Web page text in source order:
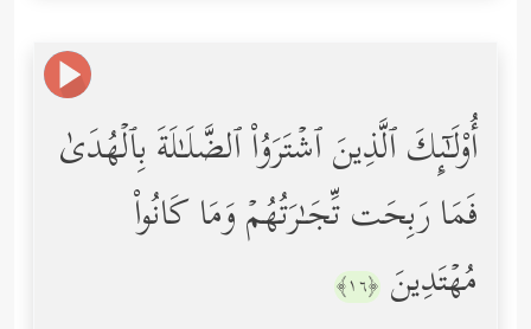
أُوْلَـٰۤىِٕكَ ٱلَّذِینَ ٱشۡتَرَوُاْ ٱلضَّلَـٰلَةَ بِٱلۡهُدَىٰ
فَمَا رَبِحَت تِّجَـٰرَتُهُمۡ وَمَا كَانُواْ
مُهۡتَدِینَ ﴿١٦﴾